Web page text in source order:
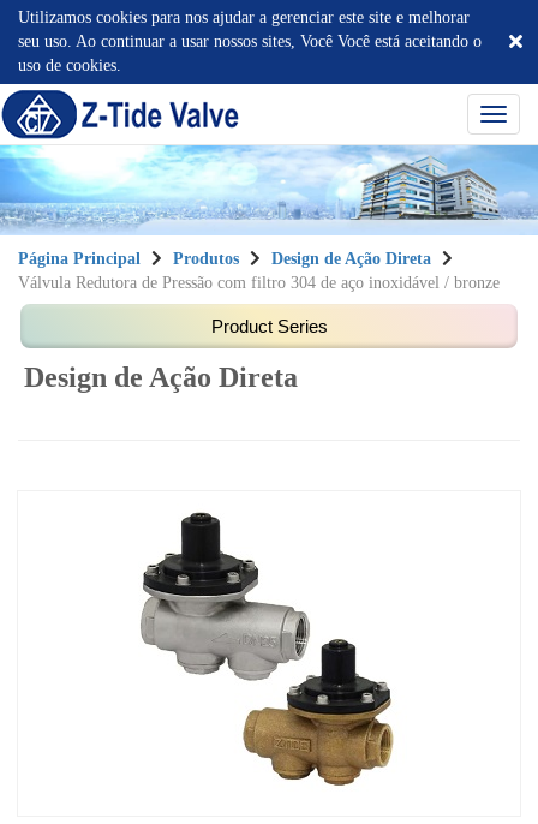
Utilizamos cookies para nos ajudar a gerenciar este site e melhorar
seu uso. Ao continuar a usar nossos sites, Você Você está aceitando o
uso de cookies.
選
單
換
Página Principal Produtos
Design de Ação Direta
Válvula Redutora de Pressão com filtro 304 de aço inoxidável / bronze
Design de Ação Direta